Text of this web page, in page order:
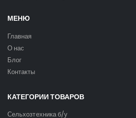
МЕНЮ
Главная
О нас
Блог
Контакты
КАТЕГОРИИ ТОВАРОВ
Сельхозтехника б/у